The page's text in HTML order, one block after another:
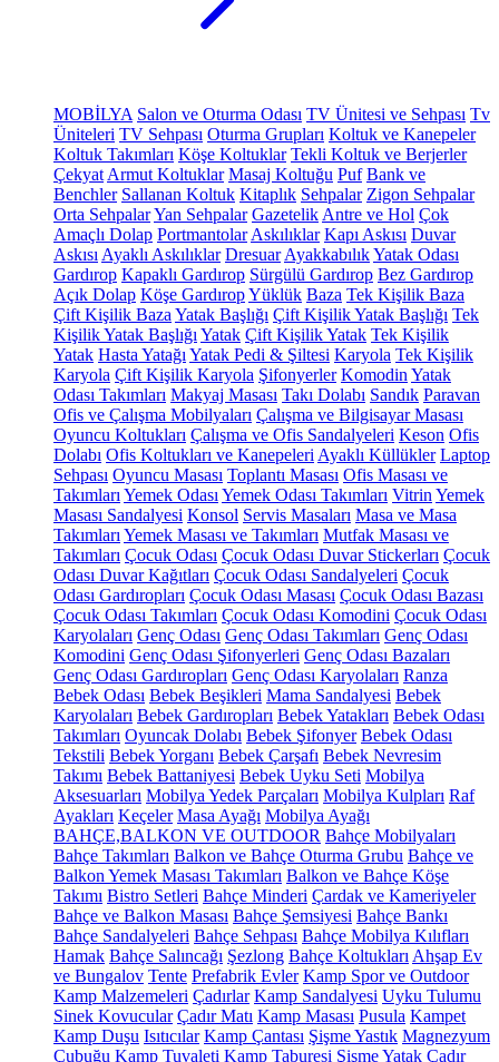
MOBİLYA Salon ve Oturma Odası TV Ünitesi ve Sehpası Tv
Üniteleri TV Sehpası Oturma Grupları Koltuk ve Kanepeler
Koltuk Takımları Köşe Koltuklar Tekli Koltuk ve Berjerler
Çekyat Armut Koltuklar Masaj Koltuğu Puf Bank ve
Benchler Sallanan Koltuk Kitaplık Sehpalar Zigon Sehpalar
Orta SehpalarYan Sehpalar Gazetelik Antre ve Hol Çok
Amaçlı Dolap Portmantolar Askılıklar Kapı Askısı Duvar
Askısı Ayaklı Askılıklar Dresuar AyakkabılıkYatak Odası
Gardırop Kapaklı Gardırop Sürgülü Gardırop Bez Gardırop
Açık Dolap Köşe GardıropYüklük Baza Tek Kişilik Baza
Çift Kişilik Baza Yatak Başlığı Çift Kişilik Yatak Başlığı Tek
Kişilik Yatak Başlığı Yatak Çift Kişilik Yatak Tek Kişilik
Yatak Hasta Yatağı Yatak Pedi & Şiltesi Karyola Tek Kişilik
Karyola Çift Kişilik Karyola Şifonyerler Komodin Yatak
Odası Takımları Makyaj Masası Takı Dolabı Sandık Paravan
Ofis ve Çalışma Mobilyaları Çalışma ve Bilgisayar Masası
Oyuncu Koltukları Çalışma ve Ofis Sandalyeleri Keson Ofis
Dolabı Ofis Koltukları ve Kanepeleri Ayaklı Küllükler Laptop
Sehpası Oyuncu Masası Toplantı Masası Ofis Masası ve
Takımları Yemek Odası Yemek Odası Takımları Vitrin Yemek
Masası Sandalyesi Konsol Servis Masaları Masa ve Masa
Takımları Yemek Masası ve Takımları Mutfak Masası ve
Takımları Çocuk Odası Çocuk Odası Duvar Stickerları Çocuk
Odası Duvar Kağıtları Çocuk Odası Sandalyeleri Çocuk
Odası Gardıropları Çocuk Odası Masası Çocuk Odası Bazası
Çocuk Odası Takımları Çocuk Odası Komodini Çocuk Odası
Karyolaları Genç Odası Genç Odası Takımları Genç Odası
Komodini Genç Odası Şifonyerleri Genç Odası Bazaları
Genç Odası Gardıropları Genç Odası Karyolaları Ranza
Bebek Odası Bebek Beşikleri Mama Sandalyesi Bebek
Karyolaları Bebek Gardıropları Bebek Yatakları Bebek Odası
Takımları Oyuncak Dolabı Bebek Şifonyer Bebek Odası
Tekstili Bebek Yorganı Bebek Çarşafı Bebek Nevresim
Takımı Bebek Battaniyesi Bebek Uyku Seti Mobilya
Aksesuarları Mobilya Yedek Parçaları Mobilya Kulpları Raf
Ayakları Keçeler Masa Ayağı Mobilya Ayağı
BAHÇE,BALKON VE OUTDOOR Bahçe Mobilyaları
Bahçe Takımları Balkon ve Bahçe Oturma Grubu Bahçe ve
Balkon Yemek Masası Takımları Balkon ve Bahçe Köşe
Takımı Bistro Setleri Bahçe Minderi Çardak ve Kameriyeler
Bahçe ve Balkon Masası Bahçe Şemsiyesi Bahçe Bankı
Bahçe Sandalyeleri Bahçe Sehpası Bahçe Mobilya Kılıfları
Hamak Bahçe Salıncağı Şezlong Bahçe Koltukları Ahşap Ev
ve Bungalov Tente Prefabrik Evler Kamp Spor ve Outdoor
Kamp Malzemeleri Çadırlar Kamp Sandalyesi Uyku Tulumu
Sinek Kovucular Çadır Matı Kamp Masası Pusula Kampet
Kamp Duşu Isıtıcılar Kamp Çantası Şişme Yastık Magnezyum
Çubuğu Kamp Tuvaleti Kamp Taburesi Şişme Yatak Çadır